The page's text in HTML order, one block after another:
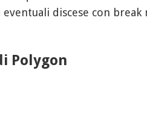
discese con break
Polygon